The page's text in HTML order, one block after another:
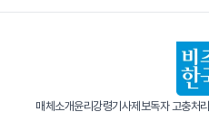
매체소개윤리강령기사제보독자 고충처리